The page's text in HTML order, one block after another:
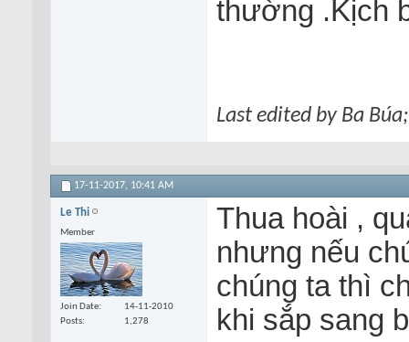
thường .Kịch
Last edited by Ba
17-11-2017, 10:41 AM
Le Thi
Member
Join Date
14-11-2010
Posts
1,278
Thua hoài ,
nhưng nếu
chúng ta thì
khi sắp sang